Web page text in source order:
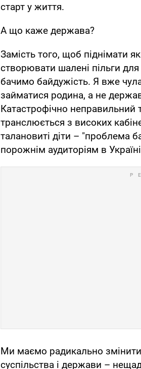
старт у життя.​
А що каже держава?
​Замість того, щоб піднімати
створювати шалені пільги
бачимо байдужість. Я вже
займатися родина, а не
Катастрофічно неправильний
транслюється з високих
талановиті діти – "проблема
порожнім аудиторіям в
Ми маємо радикально
суспільства і держави –